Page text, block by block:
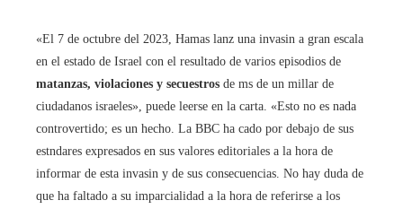
«El 7 de octubre del 2023, Hamas lanz una invasin a gran escala
en el estado de Israel con el resultado de varios episodios de
matanzas, violaciones y secuestros de ms de un millar de
ciudadanos israeles», puede leerse en la carta. «Esto no es nada
controvertido; es un hecho. La BBC ha cado por debajo de sus
estndares expresados en sus valores editoriales a la hora de
informar de esta invasin y de sus consecuencias. No hay duda de
que ha faltado a su imparcialidad a la hora de referirse a los